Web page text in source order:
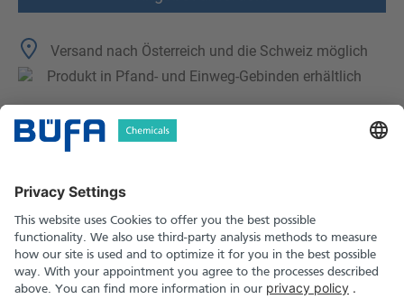
Versand nach Österreich und die Schweiz möglich
Produkt in Pfand- und Einweg-Gebinden erhältlich
Technische Merkmale
Sicherheitshinweise